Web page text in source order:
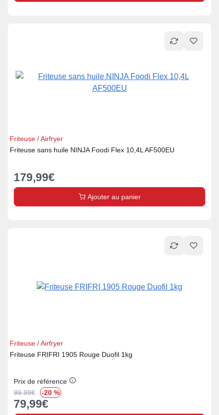
Friteuse / Airfryer
Friteuse sans huile NINJA Foodi Flex 10,4L AF500EU
179,99€
Ajouter au panier
Friteuse / Airfryer
Friteuse FRIFRI 1905 Rouge Duofil 1kg
Prix de référence
99.99€ -20 %
79,99€